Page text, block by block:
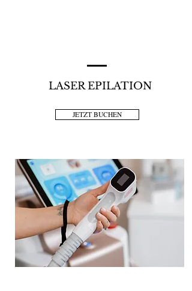
LASER EPILATION
JETZT BUCHEN